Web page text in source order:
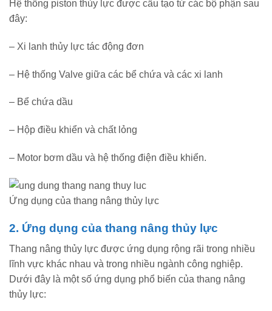
Hệ thống piston thủy lực được cấu tạo từ các bộ phận sau
đây:
– Xi lanh thủy lực tác động đơn
– Hệ thống Valve giữa các bể chứa và các xi lanh
– Bể chứa dầu
– Hộp điều khiển và chất lỏng
– Motor bơm dầu và hệ thống điện điều khiển.
Ứng dụng của thang nâng thủy lực
2. Ứng dụng của thang nâng thủy lực
Thang nâng thủy lực được ứng dụng rộng rãi trong nhiều
lĩnh vực khác nhau và trong nhiều ngành công nghiệp.
Dưới đây là một số ứng dụng phổ biến của thang nâng
thủy lực: